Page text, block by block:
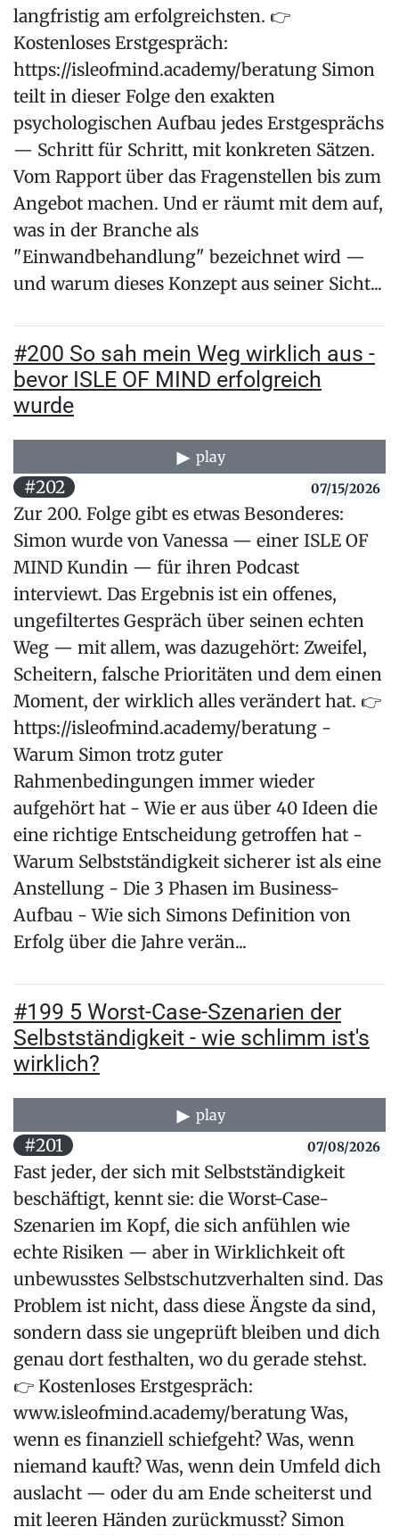
langfristig am erfolgreichsten. 👉
Kostenloses Erstgespräch:
https://isleofmind.academy/beratung Simon
teilt in dieser Folge den exakten
psychologischen Aufbau jedes Erstgesprächs
— Schritt für Schritt, mit konkreten Sätzen.
Vom Rapport über das Fragenstellen bis zum
Angebot machen. Und er räumt mit dem auf,
was in der Branche als
"Einwandbehandlung" bezeichnet wird —
und warum dieses Konzept aus seiner Sicht...
#200 So sah mein Weg wirklich aus -
bevor ISLE OF MIND erfolgreich
wurde
play
#202 07/15/2026
Zur 200. Folge gibt es etwas Besonderes:
Simon wurde von Vanessa — einer ISLE OF
MIND Kundin — für ihren Podcast
interviewt. Das Ergebnis ist ein offenes,
ungefiltertes Gespräch über seinen echten
Weg — mit allem, was dazugehört: Zweifel,
Scheitern, falsche Prioritäten und dem einen
Moment, der wirklich alles verändert hat. 👉
https://isleofmind.academy/beratung -
Warum Simon trotz guter
Rahmenbedingungen immer wieder
aufgehört hat - Wie er aus über 40 Ideen die
eine richtige Entscheidung getroffen hat -
Warum Selbstständigkeit sicherer ist als eine
Anstellung - Die 3 Phasen im Business-
Aufbau - Wie sich Simons Definition von
Erfolg über die Jahre verän...
#199 5 Worst-Case-Szenarien der
Selbstständigkeit - wie schlimm ist's
wirklich?
play
#201 07/08/2026
Fast jeder, der sich mit Selbstständigkeit
beschäftigt, kennt sie: die Worst-Case-
Szenarien im Kopf, die sich anfühlen wie
echte Risiken — aber in Wirklichkeit oft
unbewusstes Selbstschutzverhalten sind. Das
Problem ist nicht, dass diese Ängste da sind,
sondern dass sie ungeprüft bleiben und dich
genau dort festhalten, wo du gerade stehst.
👉 Kostenloses Erstgespräch:
www.isleofmind.academy/beratung Was,
wenn es finanziell schiefgeht? Was, wenn
niemand kauft? Was, wenn dein Umfeld dich
auslacht — oder du am Ende scheiterst und
mit leeren Händen zurückmusst? Simon